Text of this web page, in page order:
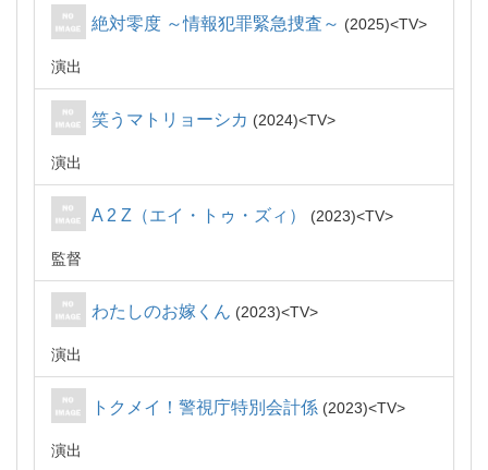
絶対零度 ～情報犯罪緊急捜査～ 2025 TV
演出
笑うマトリョーシカ 2024 TV
演出
A 2 Z（エイ・トゥ・ズィ） 2023 TV
監督
わたしのお嫁くん 2023 TV
演出
トクメイ！警視庁特別会計係 2023 TV
演出